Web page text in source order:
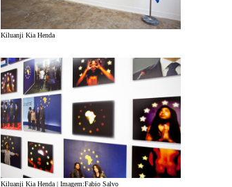
Kiluanji Kia Henda
Kiluanji Kia Henda | Imagem:Fabio Salvo